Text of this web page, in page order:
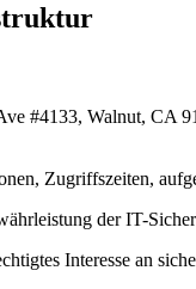
#4133, Walnut, CA
Zugriffszeiten,
der IT-
Interesse an